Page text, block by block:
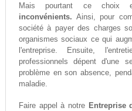
Mais pourtant ce choix
inconvénients. Ainsi, pour
société à payer des charges
organismes sociaux ce qui
l'entreprise. Ensuite,
professionnels dépent d'une
problème en son absence,
maladie.
Faire appel à notre Entreprise